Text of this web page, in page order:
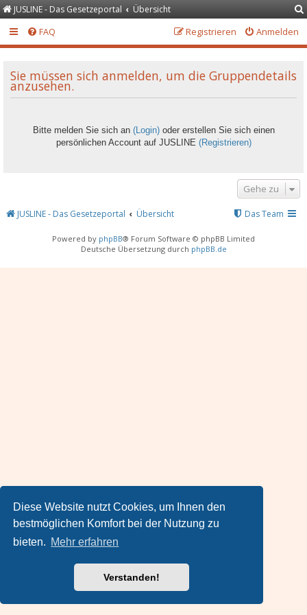
Diese Website nutzt Cookies, um Ihnen den
bestmöglichen Komfort bei der Nutzung zu
bieten. Mehr erfahren
Verstanden!
JUSLINE - Das Gesetzeportal Übersicht
FAQ Anmelden
Registrieren
Sie müssen sich anmelden, um die Gruppendetails
anzusehen.
Bitte melden Sie sich an (Login)oder erstellen Sie sich einen
persönlichen Account auf JUSLINE (Registrieren)
Gehe zu
JUSLINE - Das Gesetzeportal Übersicht Das Team
Powered by phpBB® Forum Software © phpBB Limited
Deutsche Übersetzung durch phpBB.de